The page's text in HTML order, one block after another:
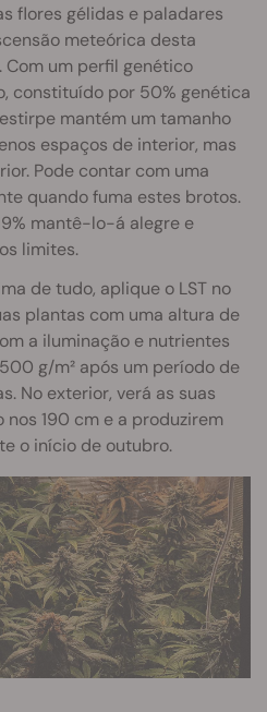
flores gélidas e paladares
meteórica desta
um perfil genético
constituído por 50% genética
mantém um tamanho
espaços de interior, mas
Pode contar com uma
quando fuma estes brotos.
mantê-lo-á alegre e
limites.
de tudo, aplique o LST no
plantas com uma altura de
a iluminação e nutrientes
g/m² após um período de
No exterior, verá as suas
190 cm e a produzirem
o início de outubro.